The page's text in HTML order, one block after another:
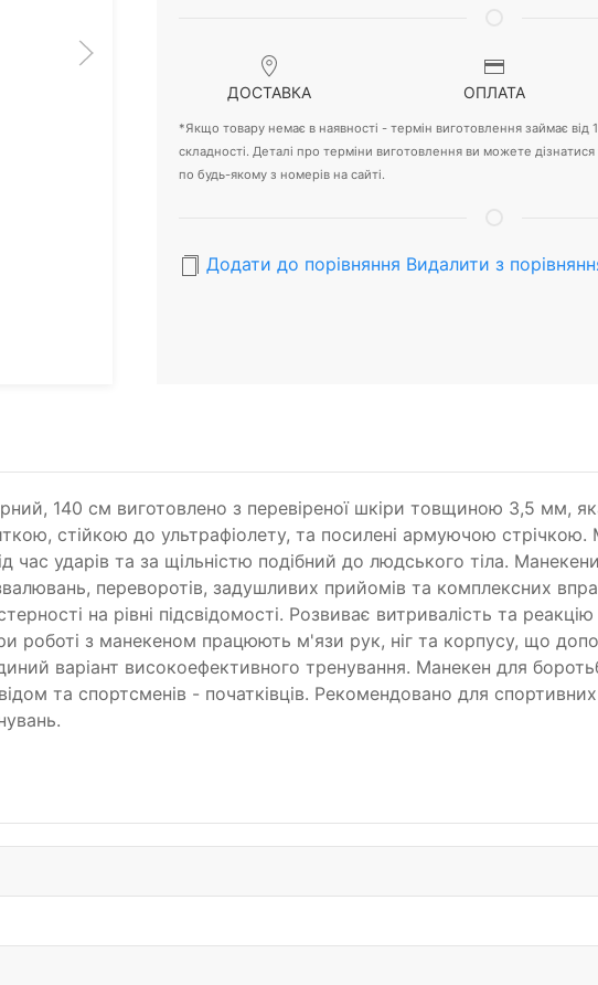
ДОСТАВКА ОПЛАТА
*Якщо товару немає в наявності - термін виготовлення займає від
складності. Деталі про терміни виготовлення ви можете
по будь-якому з номерів на сайті.
Додати до порівняння Видалити з
140 см виготовлено з перевіреної шкіри товщиною 3,5 мм,
стійкою до ультрафіолету, та посилені армуючою стрічкою.
час ударів та за щільністю подібний до людського тіла.
переворотів, задушливих прийомів та комплексних
на рівні підсвідомості. Розвиває витривалість та реакцію
роботі з манекеном працюють м'язи рук, ніг та корпусу, що
варіант високоефективного тренування. Манекен для
та спортсменів - початківців. Рекомендовано для спортивних